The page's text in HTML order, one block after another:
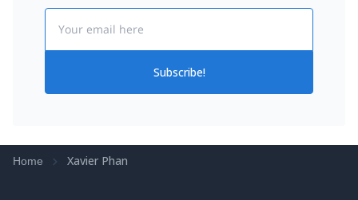
belles images en tête.
Subscribe!
Home Xavier Phan